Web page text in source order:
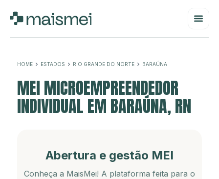
HOME ESTADOS RIO GRANDE DO NORTE BARAÚNA
MEI MICROEMPREENDEDOR
INDIVIDUAL EM BARAÚNA, RN
Abertura e gestão MEI
Conheça a MaisMei! A plataforma feita para o